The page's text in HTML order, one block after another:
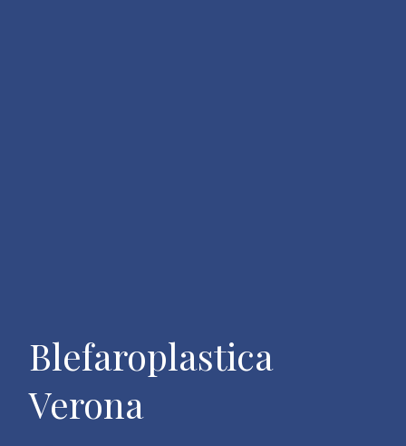
Blefaroplastica
Verona